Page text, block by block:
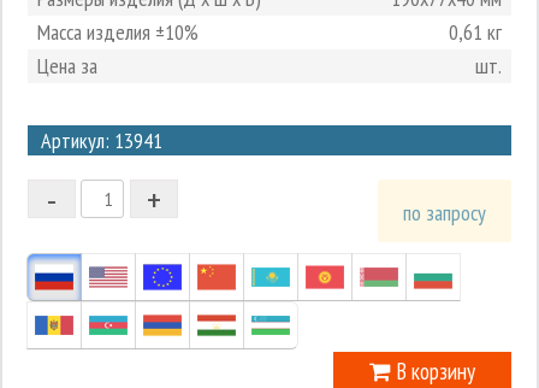
Масса изделия ±10%
0,61 кг
Цена за
шт.
Артикул: 13941
2
1
-1
+
- по запросу
В корзину